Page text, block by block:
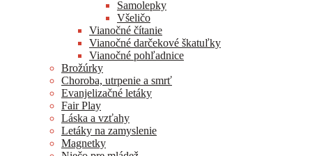
Samolepky
Všeličo
Vianočné čítanie
Vianočné darčekové škatuľky
Vianočné pohľadnice
Brožúrky
Choroba, utrpenie a smrť
Evanjelizačné letáky
Fair Play
Láska a vzťahy
Letáky na zamyslenie
Magnetky